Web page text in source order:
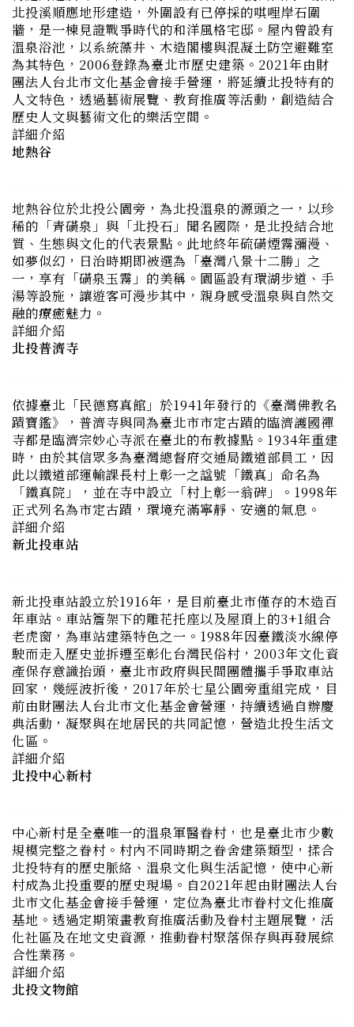
溫泉浴池，以系統藻井、木造閣樓與混凝土防空避難室
為其特色，2006登錄為臺北市歷史建築。2021年由財
團法人台北市文化基金會接手營運，將延續北投特有的
人文特色，透過藝術展覽、教育推廣等活動，創造結合
歷史人文與藝術文化的樂活空間。
詳細介紹
地熱谷
質、生態與文化的代表景點。此地終年硫磺煙霧瀰漫、
如夢似幻，日治時期即被選為「臺灣八景十二勝」之
一，享有「磺泉玉霧」的美稱。園區設有環湖步道、手
湯等設施，讓遊客可漫步其中，親身感受溫泉與自然交
融的療癒魅力。
詳細介紹
北投普濟寺
寺都是臨濟宗妙心寺派在臺北的布教據點。1934年重建
時，由於其信眾多為臺灣總督府交通局鐵道部員工，因
此以鐵道部運輸課長村上彰一之諡號「鐵真」命名為
「鐵真院」，並在寺中設立「村上彰一翁碑」。1998年
正式列名為市定古蹟，環境充滿寧靜、安適的氣息。
詳細介紹
新北投車站
老虎窗，為車站建築特色之一。1988年因臺鐵淡水線停
駛而走入歷史並拆遷至彰化台灣民俗村，2003年文化資
產保存意識抬頭，臺北市政府與民間團體攜手爭取車站
回家，幾經波折後，2017年於七星公園旁重組完成，目
前由財團法人台北市文化基金會營運，持續透過自辦慶
典活動，凝聚與在地居民的共同記憶，營造北投生活文
化區。
詳細介紹
北投中心新村
中心新村是全臺唯一的溫泉軍醫眷村，也是臺北市少數
北投特有的歷史脈絡、溫泉文化與生活記憶，使中心新
村成為北投重要的歷史現場。自2021年起由財團法人台
北市文化基金會接手營運，定位為臺北市眷村文化推廣
基地。透過定期策畫教育推廣活動及眷村主題展覽，活
化社區及在地文史資源，推動眷村聚落保存與再發展綜
合性業務。
詳細介紹
北投文物館
北投文物館的木造建築始建於1921年，時為北投地區最